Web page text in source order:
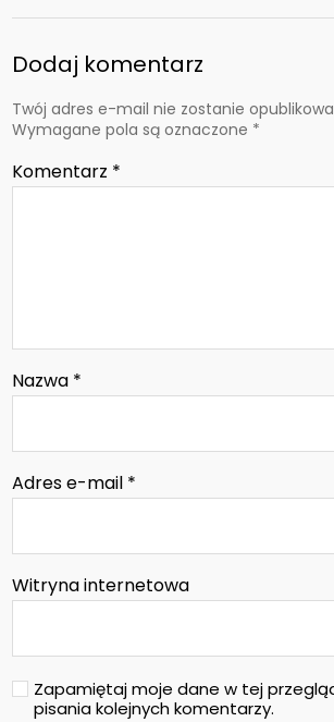
Dodaj komentarz
Twój adres e-mail nie zostanie
Wymagane pola są oznaczone *
Komentarz *
Nazwa *
Adres e-mail *
Witryna internetowa
Zapamiętaj moje dane w tej
pisania kolejnych komentarzy.